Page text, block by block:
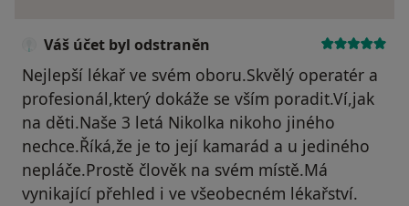
Váš účet byl odstraněn
Nejlepší lékař ve svém oboru.Skvělý operatér a
profesionál,který dokáže se vším poradit.Ví,jak
na děti.Naše 3 letá Nikolka nikoho jiného
nechce.Říká,že je to její kamarád a u jediného
nepláče.Prostě člověk na svém místě.Má
vynikající přehled i ve všeobecném lékařství.